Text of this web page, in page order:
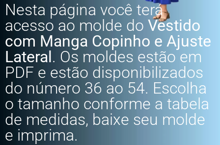
Nesta página você terá
acesso ao molde do Vestido
com Manga Copinho e Ajuste
Lateral. Os moldes estão em
PDF e estão disponibilizados
do número 36 ao 54. Escolha
o tamanho conforme a tabela
de medidas, baixe seu molde
e imprima.